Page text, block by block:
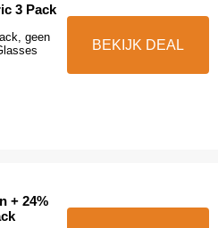
3 Pack
geen
BEKIJK DEAL
+ 24%